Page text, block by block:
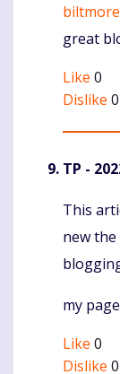
great
Like 0
Dislike 0
TP -
Тhis
new
my
Like 0
Dislike 0